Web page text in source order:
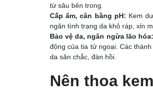
từ sâu bên trong.
Cấp ẩm, cân bằng pH: Kem
ngăn tình trạng da khô ráp, xỉn
Bảo vệ da, ngăn ngừa lão hóa:
động của tia tử ngoại. Các
da săn chắc, đàn hồi.
Nên thoa